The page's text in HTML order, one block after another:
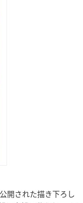
開された描き下ろし